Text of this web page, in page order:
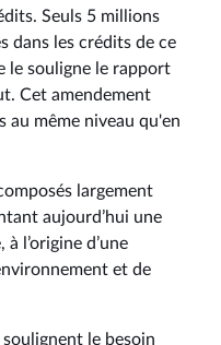
Seuls 5 millions
dans les crédits de ce
le souligne le rapport
Cet amendement
au même niveau qu'en
largement
aujourd’hui une
l’origine d’une
et de
le besoin